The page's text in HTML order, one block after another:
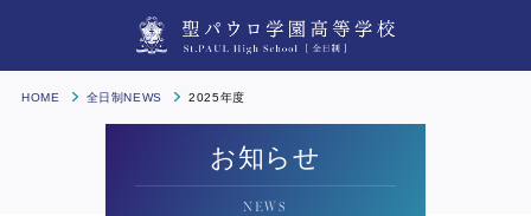
HOME 全日制NEWS 2025年度
お知らせ
NEWS